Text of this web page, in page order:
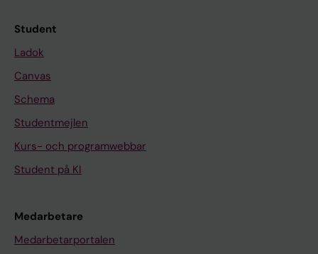
Student
Ladok
Canvas
Schema
Studentmejlen
Kurs- och programwebbar
Student på KI
Medarbetare
Medarbetarportalen